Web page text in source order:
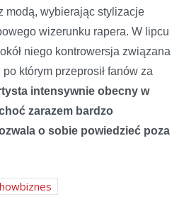
modą, wybierając stylizacje
wizerunku rapera. W lipcu
niego kontrowersja związana
którym przeprosił fanów za
intensywnie obecny w
zarazem bardzo
o sobie powiedzieć poza